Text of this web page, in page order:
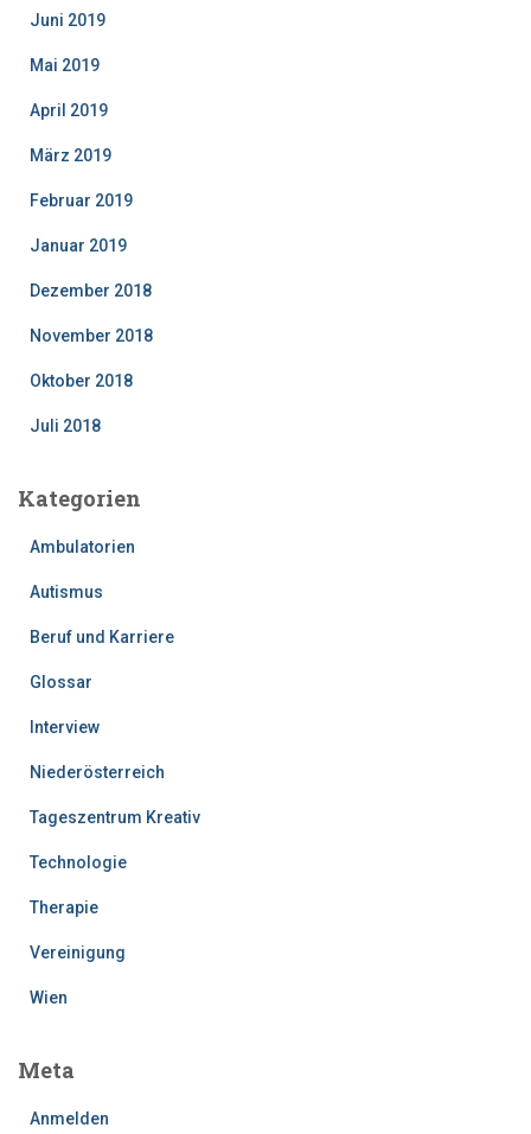
Juni 2019
Mai 2019
April 2019
März 2019
Februar 2019
Januar 2019
Dezember 2018
November 2018
Oktober 2018
Juli 2018
Kategorien
Ambulatorien
Autismus
Beruf und Karriere
Glossar
Interview
Niederösterreich
Tageszentrum Kreativ
Technologie
Therapie
Vereinigung
Wien
Meta
Anmelden